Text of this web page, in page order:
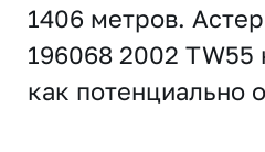
1406 метров.
196068 2002 TW55
как потенциально